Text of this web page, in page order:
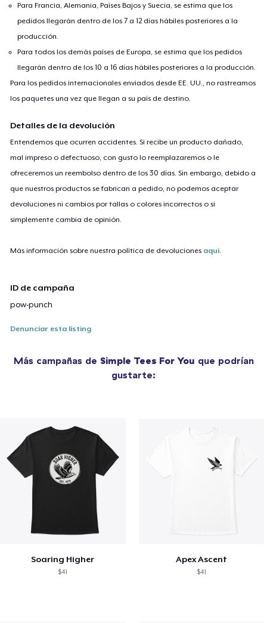
Para Francia, Alemania, Países Bajos y Suecia, se estima que los
pedidos llegarán dentro de los 7 a 12 días hábiles posteriores a la
producción.
Para todos los demás países de Europa, se estima que los pedidos
llegarán dentro de los 10 a 16 días hábiles posteriores a la producción.
Para los pedidos internacionales enviados desde EE. UU., no rastreamos
los paquetes una vez que llegan a su país de destino.
Detalles de la devolución
Entendemos que ocurren accidentes. Si recibe un producto dañado,
mal impreso o defectuoso, con gusto lo reemplazaremos o le
ofreceremos un reembolso dentro de los 30 días. Sin embargo, debido a
que nuestros productos se fabrican a pedido, no podemos aceptar
devoluciones ni cambios por tallas o colores incorrectos o si
simplemente cambia de opinión.
Más información sobre nuestra política de devoluciones aquí
ID de campaña
pow-punch
Denunciar esta listing
Más campañas de Simple Tees For You que podrían
gustarte:
Soaring Higher
$41
Apex Ascent
$41